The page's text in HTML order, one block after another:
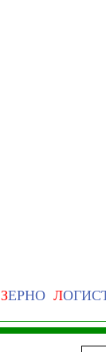
ЗЕРНО Л